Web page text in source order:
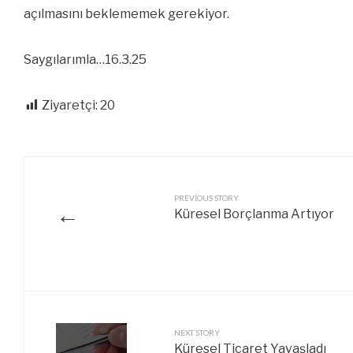
açılmasını beklememek gerekiyor.
Saygılarımla…16.3.25
Ziyaretçi: 20
←
PREVIOUS STORY
Küresel Borçlanma Artıyor
NEXT STORY
Küresel Ticaret Yavaşladı